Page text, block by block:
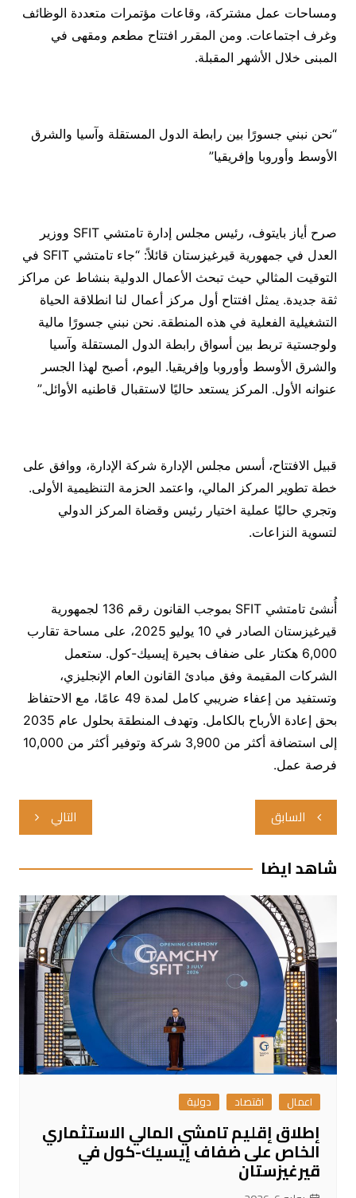
ومساحات عمل مشتركة، وقاعات مؤتمرات متعددة الوظائف
وغرف اجتماعات. ومن المقرر افتتاح مطعم ومقهى في
المبنى خلال الأشهر المقبلة.
“نحن نبني جسورًا بين رابطة الدول المستقلة وآسيا والشرق
الأوسط وأوروبا وإفريقيا”
صرح أياز بايتوف، رئيس مجلس إدارة تامتشي SFIT ووزير
العدل في جمهورية قيرغيزستان قائلاً: “جاء تامتشي SFIT في
التوقيت المثالي حيث تبحث الأعمال الدولية بنشاط عن مراكز
ثقة جديدة. يمثل افتتاح أول مركز أعمال لنا انطلاقة الحياة
التشغيلية الفعلية في هذه المنطقة. نحن نبني جسورًا مالية
ولوجستية تربط بين أسواق رابطة الدول المستقلة وآسيا
والشرق الأوسط وأوروبا وإفريقيا. اليوم، أصبح لهذا الجسر
عنوانه الأول. المركز يستعد حاليًا لاستقبال قاطنيه الأوائل.”
قبيل الافتتاح، أسس مجلس الإدارة شركة الإدارة، ووافق على
خطة تطوير المركز المالي، واعتمد الحزمة التنظيمية الأولى.
وتجري حاليًا عملية اختيار رئيس وقضاة المركز الدولي
لتسوية النزاعات.
أُنشئ تامتشي SFIT بموجب القانون رقم 136 لجمهورية
قيرغيزستان الصادر في 10 يوليو 2025، على مساحة تقارب
6,000 هكتار على ضفاف بحيرة إيسيك-كول. ستعمل
الشركات المقيمة وفق مبادئ القانون العام الإنجليزي،
وتستفيد من إعفاء ضريبي كامل لمدة 49 عامًا، مع الاحتفاظ
بحق إعادة الأرباح بالكامل. وتهدف المنطقة بحلول عام 2035
إلى استضافة أكثر من 3,900 شركة وتوفير أكثر من 10,000
فرصة عمل.
تصفّح
المقالات
السابق التالي
شاهد ايضا
اعمال اقتصاد دولية
إطلاق إقليم تامشي المالي الاستثماري
الخاص على ضفاف إيسيك-كول في
قيرغيزستان